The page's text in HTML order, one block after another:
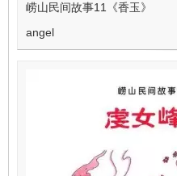
崂山民间故事11《香玉》
angel